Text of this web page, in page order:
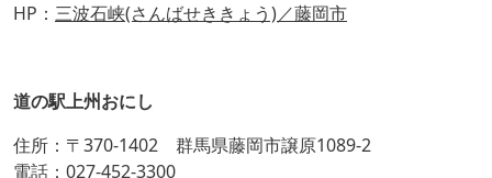
HP： 三波石峡(さんばせききょう)／藤岡市
道の駅上州おにし
住所：〒370-1402 群馬県藤岡市譲原1089-2
電話：027-452-3300